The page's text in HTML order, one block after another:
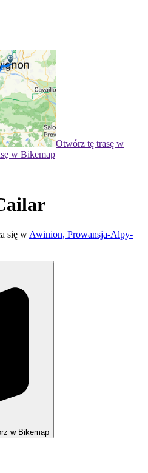
Otwórz tę trasę w
w Bikemap
się w Awinion, Prowansja-Alpy-
w Bikemap